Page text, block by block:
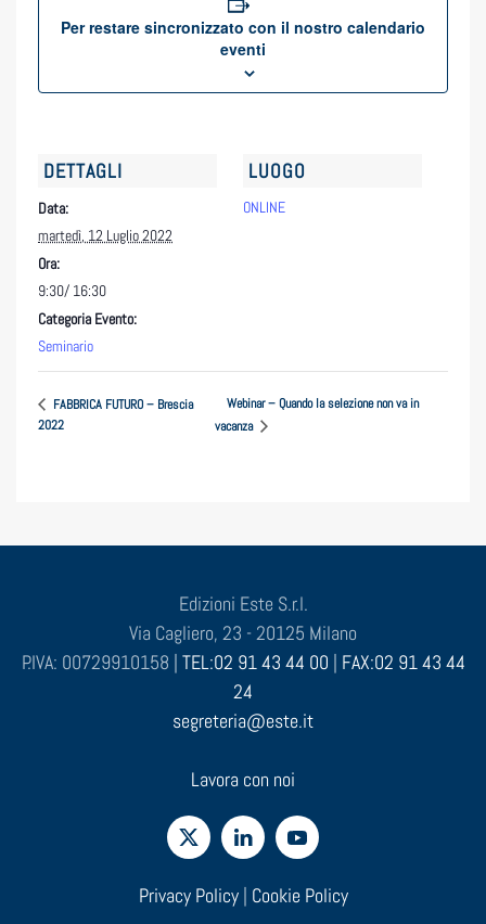
Per restare sincronizzato con il nostro calendario
eventi
DETTAGLI
Data:
martedì, 12 Luglio 2022
Ora:
9:30/ 16:30
Categoria Evento:
Seminario
LUOGO
ONLINE
FABBRICA FUTURO – Brescia
2022
Webinar – Quando la selezione non va in
vacanza
Edizioni Este S.r.l.
Via Cagliero, 23 - 20125 Milano
P.IVA: 00729910158 | TEL:02 91 43 44 00 | FAX:02 91 43 44
24
segreteria@este.it
Lavora con noi
Privacy Policy| Cookie Policy